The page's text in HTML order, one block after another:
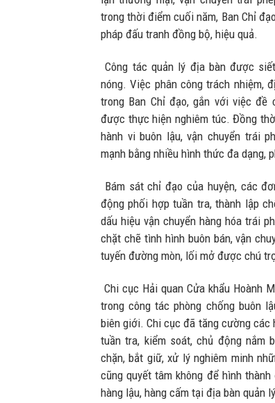
trong thời điểm cuối năm, Ban Chỉ
pháp đấu tranh đồng bộ, hiệu quả.
Công tác quản lý địa bàn được
nóng. Việc phân công trách nhiệm,
trong Ban Chỉ đạo, gắn với việc đề
được thực hiện nghiêm túc. Đồng
hành vi buôn lậu, vận chuyển trái
mạnh bằng nhiều hình thức đa dạng,
Bám sát chỉ đạo của huyện, các
động phối hợp tuần tra, thành lập
dấu hiệu vận chuyển hàng hóa trái
chặt chẽ tình hình buôn bán, vận
tuyến đường mòn, lối mở được chú
Chi cục Hải quan Cửa khẩu Hoành
trong công tác phòng chống buôn
biên giới. Chi cục đã tăng cường các
tuần tra, kiểm soát, chủ động nắm
chặn, bắt giữ, xử lý nghiêm minh
cũng quyết tâm không để hình
hàng lậu, hàng cấm tại địa bàn quản